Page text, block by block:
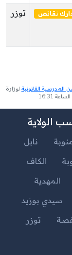
نقائص توزر
القانونية لوزارة
الولاية
نابل
الكاف
المهدية
سيدي بوزيد
توزر